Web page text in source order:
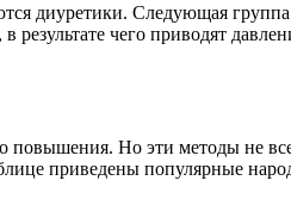
диуретики. Следующая
чего приводят
повышения. Но эти методы не
приведены популярные